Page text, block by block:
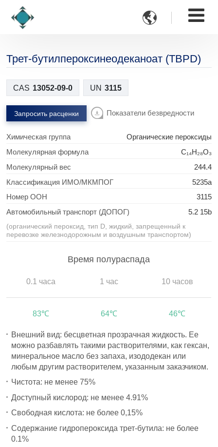

Трет-бутилпероксинеодеканоат (TBPD)
CAS 13052-09-0 UN 3115
Запросить расценки Показатели безвредности
Химическая группа
Органические пероксиды
Молекулярная формула
C₁₄H₂₈O₃
Молекулярный вес
244.4
Классификация ИМО/МКМПОГ
5235a
Номер ООН
3115
Автомобильный транспорт (ДОПОГ)
5.2 15b
(органический пероксид, тип D, жидкий, запрещенный к
перевозке железнодорожным и воздушным транспортом)
Время полураспада
0.1 часа
83℃
1 час
64℃
10 часов
46℃
Внешний вид: бесцветная прозрачная жидкость. Ее
можно разбавлять такими растворителями, как гексан,
минеральное масло без запаха, изододекан или
любым другим растворителем, указанным заказчиком.
Чистота: не менее 75%
Доступный кислород: не менее 4.91%
Свободная кислота: не более 0,15%
Содержание гидропероксида трет-бутила: не более
0.1%